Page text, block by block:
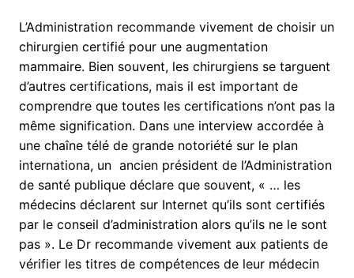
L’Administration recommande vivement de choisir un
chirurgien certifié pour une augmentation
mammaire. Bien souvent, les chirurgiens se targuent
d’autres certifications, mais il est important de
comprendre que toutes les certifications n’ont pas la
même signification. Dans une interview accordée à
une chaîne télé de grande notoriété sur le plan
internationa, un ancien président de l’Administration
de santé publique déclare que souvent, « … les
médecins déclarent sur Internet qu’ils sont certifiés
par le conseil d’administration alors qu’ils ne le sont
pas ». Le Dr recommande vivement aux patients de
vérifier les titres de compétences de leur médecin